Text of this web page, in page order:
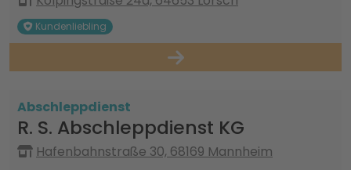
Kundenliebling
Abschleppdienst
R. S. Abschleppdienst KG
Hafenbahnstraße 30, 68169 Mannheim